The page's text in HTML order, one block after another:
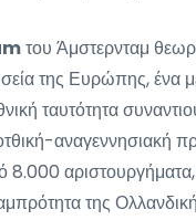
του Άμστερνταμ
της Ευρώπης, ένα
ταυτότητα
αναγεννησιακή
8.000
της